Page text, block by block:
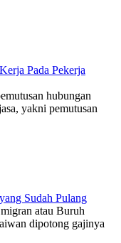
Pada Pekerja
hubungan
yakni pemutusan
Sudah Pulang
atau Buruh
dipotong gajinya